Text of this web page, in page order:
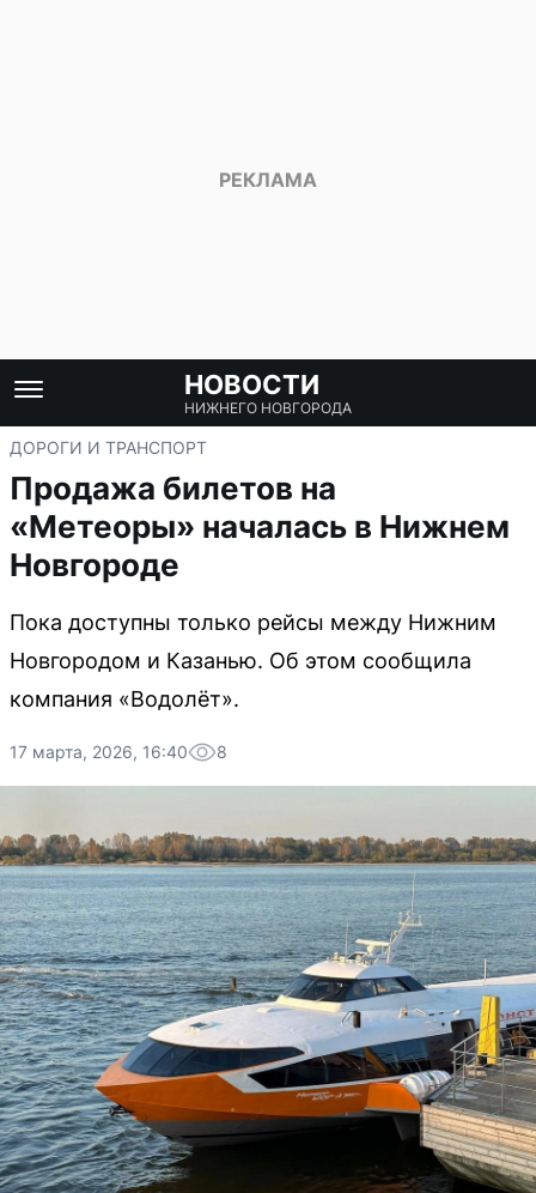
НОВОСТИ
НИЖНЕГО НОВГОРОДА
ДОРОГИ И ТРАНСПОРТ
Продажа билетов на
«Метеоры» началась в Нижнем
Новгороде
Пока доступны только рейсы между Нижним
Новгородом и Казанью. Об этом сообщила
компания «Водолёт».
17 марта, 2026, 16:40 8